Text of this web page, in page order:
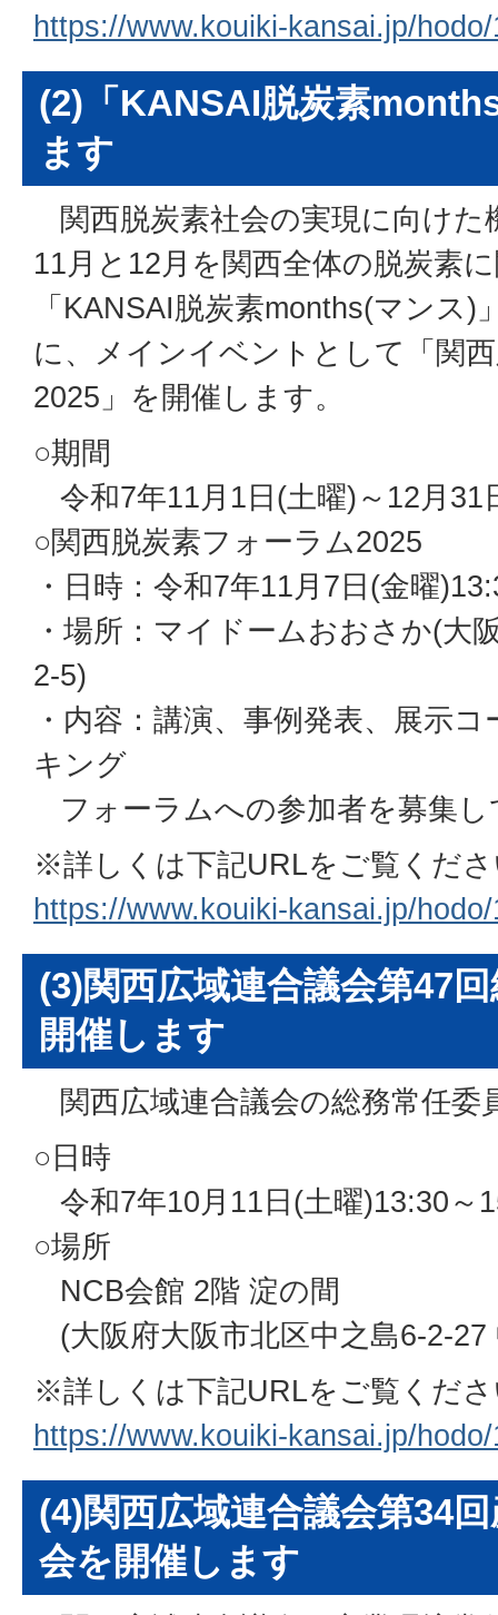
https://www.kouiki-kansai.jp/
(2)「KANSAI脱炭素
ます
関西脱炭素社会の実現に向けた
11月と12月を関西全体の脱炭素
「KANSAI脱炭素months(マンス
に、メインイベントとして「関
2025」を開催します。
○期間
令和7年11月1日(土曜)～12月31
○関西脱炭素フォーラム2025
・日時：令和7年11月7日(金曜
・場所：マイドームおおさか(大
2-5)
・内容：講演、事例発表、展示
キング
フォーラムへの参加者を募集し
※詳しくは下記URLをご覧くだ
https://www.kouiki-kansai.jp/
(3)関西広域連合議会第47
開催します
関西広域連合議会の総務常任委
○日時
令和7年10月11日(土曜)13:30～
○場所
NCB会館 2階 淀の間
(大阪府大阪市北区中之島6-2-
※詳しくは下記URLをご覧くだ
https://www.kouiki-kansai.jp/
(4)関西広域連合議会第34
会を開催します